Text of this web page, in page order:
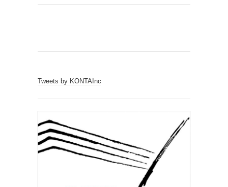
Tweets by KONTAInc